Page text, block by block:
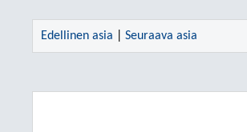
Edellinen asia Seuraava asia